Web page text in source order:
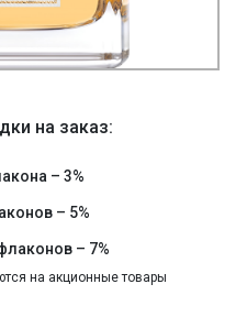
на заказ:
– 3%
– 5%
– 7%
на акционные товары